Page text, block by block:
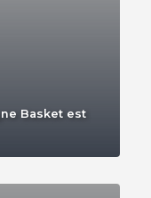
Basket est